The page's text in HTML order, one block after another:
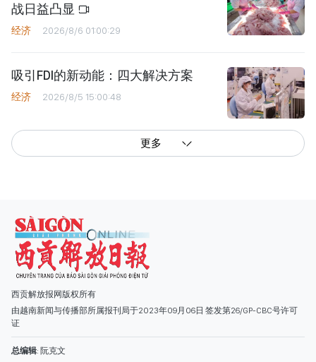
战日益凸显
经济 2026/8/6 01:00:29
吸引FDI的新动能：四大解决方案
经济 2026/8/5 15:00:48
更多